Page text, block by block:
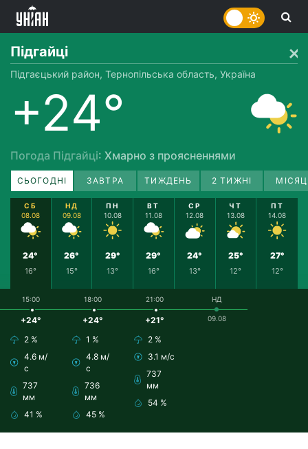
Підгайці
Підгаєцький район, Тернопільська область, Україна
+24°
Погода Підгайці: Хмарно з проясненнями
СЬОГОДНІ ЗАВТРА ТИЖДЕНЬ 2 ТИЖНІ
СБ
08.08
24°
16°
НД
09.08
26°
15°
ПН
10.08
29°
13°
ВТ
11.08
29°
16°
СР
12.08
24°
13°
ЧТ
13.08
25°
12°
ПТ
14.08
27°
12°
15:00
+24°
2 %
4.6 м/
с
737
мм
41 %
18:00
+24°
1 %
4.8 м/
с
736
мм
45 %
21:00
+21°
2 %
3.1 м/с
737
мм
54 %
НД
09.08